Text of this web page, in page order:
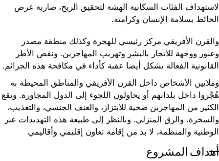
لاستهداف الفئات السكانية الهشة لتحقيق الربح، ضاربة عرض
الحائط بسلامة الإنسان وكرامته.
والقرن الأفريقي مركز رئيسي للهجرة وكذلك منطقة مصدر
وعبور ووجهة للاتجار بالبشر وتهريب المهاجرين. ونقص الأطر
القانونية الفعالة يشكل أيضا عقبة كأداء في مكافحة هذه الجرائم.
وملايين الأشخاص داخل القرن الأفريقي والمناطق المحيطة به
هُجِّروا داخل بلدانهم أو يحاولون اللجوء إلى الدول المجاورة. ويقع
الكثير من المهاجرين ضحية للابتزاز، والعنف الجنسي، والتعذيب،
والسخرة، والرق المنزلي. وبالنظر إلى طبيعة هذه التهديدات عبر
الوطنية والمنظمة، لا بد من إقامة تعاون إقليمي وأقاليمي
أهداف المشروع